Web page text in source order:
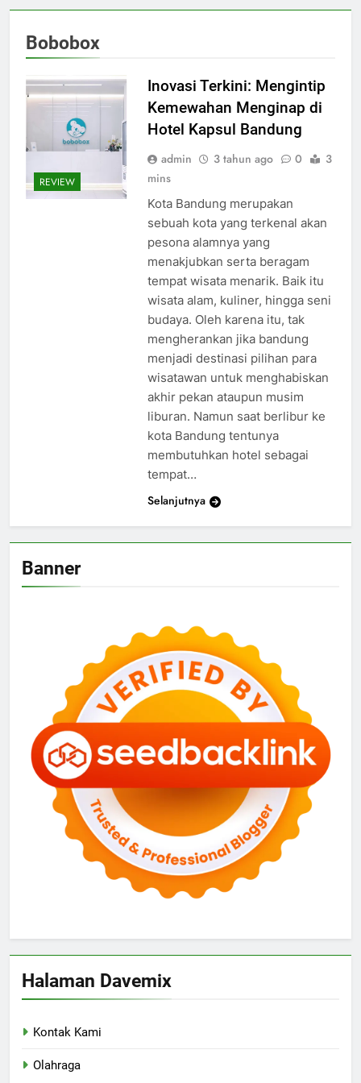
Bobobox
REVIEW
Inovasi Terkini: Mengintip
Kemewahan Menginap di
Hotel Kapsul Bandung
admin 3 tahun ago 0
3
mins
Kota Bandung merupakan
sebuah kota yang terkenal akan
pesona alamnya yang
menakjubkan serta beragam
tempat wisata menarik. Baik itu
wisata alam, kuliner, hingga seni
budaya. Oleh karena itu, tak
mengherankan jika bandung
menjadi destinasi pilihan para
wisatawan untuk menghabiskan
akhir pekan ataupun musim
liburan. Namun saat berlibur ke
kota Bandung tentunya
membutuhkan hotel sebagai
tempat…
Selanjutnya
Banner
Halaman Davemix
Kontak Kami
Olahraga